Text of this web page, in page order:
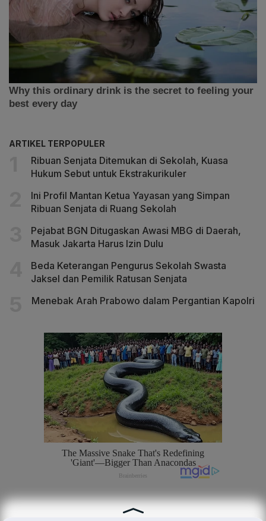
ARTIKEL TERPOPULER
Ribuan Senjata Ditemukan di Sekolah, Kuasa
Hukum Sebut untuk Ekstrakurikuler
Ini Profil Mantan Ketua Yayasan yang Simpan
Ribuan Senjata di Ruang Sekolah
Pejabat BGN Ditugaskan Awasi MBG di Daerah,
Masuk Jakarta Harus Izin Dulu
Beda Keterangan Pengurus Sekolah Swasta
Jaksel dan Pemilik Ratusan Senjata
Menebak Arah Prabowo dalam Pergantian Kapolri